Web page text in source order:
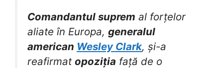
Comandantul suprem al forțelor
aliate în Europa, generalul
american Wesley Clark, și-a
reafirmat opoziția față de o